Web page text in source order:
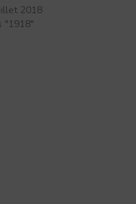
2018
"1918"